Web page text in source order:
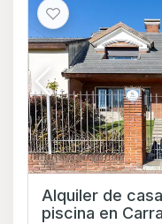
Alquiler de
piscina en